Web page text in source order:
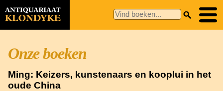
Onze boeken
Ming: Keizers, kunstenaars en kooplui in het
oude China